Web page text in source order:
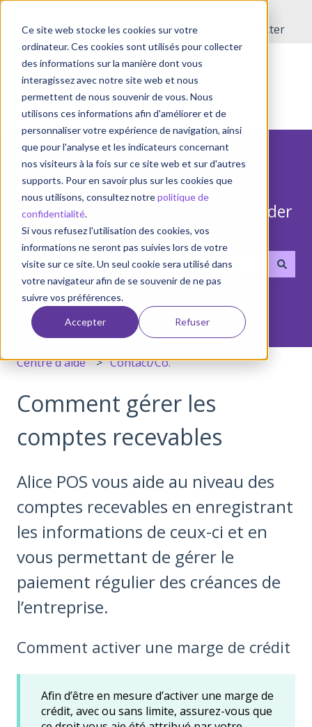
Ce site web stocke les cookies sur votre
ordinateur. Ces cookies sont utilisés pour collecter
des informations sur la manière dont vous
interagissez avec notre site web et nous
permettent de nous souvenir de vous. Nous
utilisons ces informations afin d'améliorer et de
personnaliser votre expérience de navigation, ainsi
que pour l'analyse et les indicateurs concernant
nos visiteurs à la fois sur ce site web et sur d'autres
supports. Pour en savoir plus sur les cookies que
nous utilisons, consultez notrepolitique de
confidentialité.
Si vous refusez l'utilisation des cookies, vos
informations ne seront pas suivies lors de votre
visite sur ce site. Un seul cookie sera utilisé dans
votre navigateur afin de se souvenir de ne pas
suivre vos préférences.
Accepter Refuser
incident
client
connecter
Bonjour! Comment puis-je vous aider
?
Il n'y a aucune suggestion car le champ de
Centre d'aide Contact/Co.
Comment gérer les
comptes recevables
Alice POS vous aide au niveau des
comptes recevables en enregistrant
les informations de ceux-ci et en
vous permettant de gérer le
paiement régulier des créances de
l’entreprise.
Comment activer une marge de crédit
Afin d’être en mesure d’activer une marge de
crédit, avec ou sans limite, assurez-vous que